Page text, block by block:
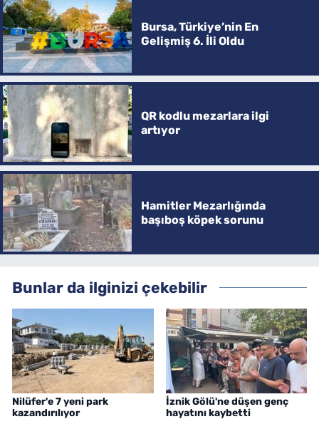
Bursa, Türkiye’nin En
Gelişmiş 6. İli Oldu
QR kodlu mezarlara ilgi
artıyor
Hamitler Mezarlığında
başıboş köpek sorunu
Bunlar da ilginizi çekebilir
Nilüfer'e 7 yeni park
kazandırılıyor
İznik Gölü'ne düşen genç
hayatını kaybetti